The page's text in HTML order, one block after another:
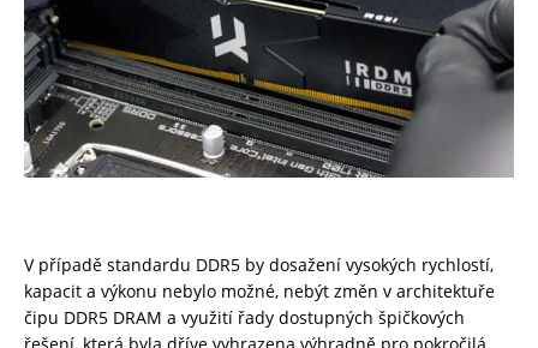
V případě standardu DDR5 by dosažení vysokých rychlostí,
kapacit a výkonu nebylo možné, nebýt změn v architektuře
čipu DDR5 DRAM a využití řady dostupných špičkových